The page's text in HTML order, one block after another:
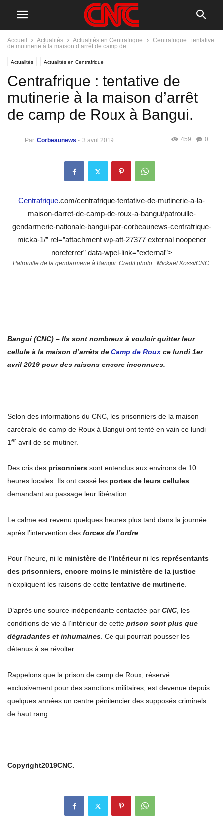
Accueil Actualités Actualités en Centrafrique
Centrafrique : tentative
de mutinerie à la maison d’arrêt de camp de...
Actualités Actualités en Centrafrique
Centrafrique : tentative de
mutinerie à la maison d’arrêt
de camp de Roux à Bangui.
Par Corbeaunews - 3 avril 2019 0
459
Centrafrique.com/centrafrique-tentative-de-mutinerie-a-la-
maison-darret-de-camp-de-roux-a-bangui/patrouille-
gendarmerie-nationale-bangui-par-corbeaunews-centrafrique-
micka-1/” rel=”attachment wp-att-27377 external noopener
noreferrer” data-wpel-link=”external”>
Patrouille de la gendarmerie à Bangui. Credit photo : Mickaël Kossi/CNC.
Bangui (CNC) – Ils sont nombreux à vouloir quitter leur
cellule à la maison d’arrêts de Camp de Roux ce lundi 1er
avril 2019 pour des raisons encore inconnues.
Selon des informations du CNC, les prisonniers de la maison
carcérale de camp de Roux à Bangui ont tenté en vain ce lundi
1er avril de se mutiner.
Des cris des prisonniers sont entendus aux environs de 10
heures locales. Ils ont cassé les portes de leurs cellules
demandant au passage leur libération.
Le calme est revenu quelques heures plus tard dans la journée
après l’intervention des forces de l’ordre.
Pour l’heure, ni le ministère de l’Intérieurni les représentants
des prisonniers, encore moins le ministère de la justice
n’expliquent les raisons de cette tentative de mutinerie.
D’après une source indépendante contactée par CNC, les
conditions de vie à l’intérieur de cette prison sont plus que
dégradantes et inhumaines. Ce qui pourrait pousser les
détenus à se révolter.
Rappelons que la prison de camp de Roux, réservé
exclusivement pour des sanctions militaires, est devenue depuis
quelques années un centre pénitencier des supposés criminels
de haut rang.
Copyright2019CNC.